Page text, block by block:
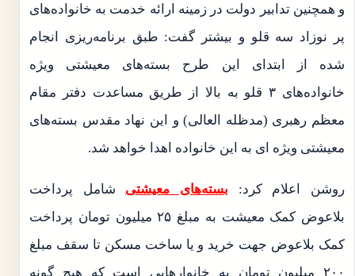
و همچنین تدابیر دولت در زمینه ارائه خدمت به خانواده‌های
پر نوزاد سه قلو و بیشتر گفت: طبق برنامه‌ریزی انجام
شده از ابتدای این طرح بسته‌های معیشتی ویژه
خانواده‌های ۳ قلو به بالا از طریق مساعدت دفتر مقام
معظم رهبری (مدظله العالی) و این نهاد مقدس بسته‌های
معیشتی ویژه ای به این خانواده اهدا خواهد شد.
روشن اعلام کرد: بسته‌های معیشتی شامل پرداخت
بلاعوض کمک معیشت به مبلغ ۲۵ میلیون تومان پرداخت
کمک بلاعوض جهت خرید و یا ساخت مسکن تا سقف مبلغ
۲۰۰ میلیون تومان به خانوارهایی است که هیچ گونه